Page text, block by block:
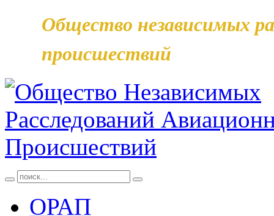
Общество независимых
происшествий
ОРАП